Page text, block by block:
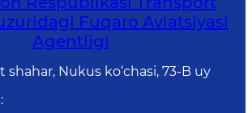
Fuqaro Aviatsiyasi
Agentligi
shahar, Nukus ko‘chasi, 73-B uу
: